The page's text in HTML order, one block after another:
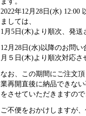
2022年12月28日(水) 12:00
ましては、
1月5日(木)より順次、発
12月28日(水)以降のお問
月５日(木)より順次対応さ
なお、この期間にご注文
業再開直後に納品できな
をさせていただきますの
ご不便をおかけしますが